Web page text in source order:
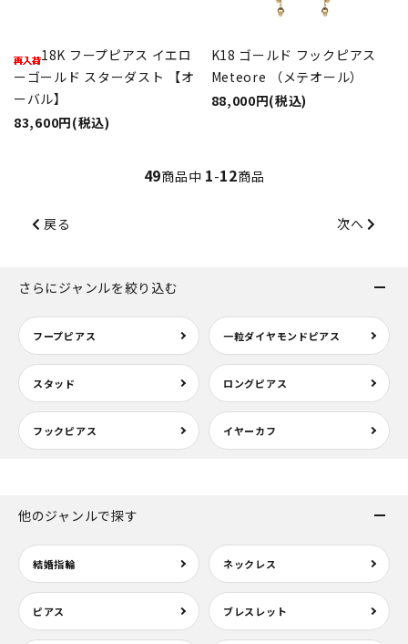
18K フープピアス イエロ
ーゴールド スターダスト 【オ
ーバル】
83,600円(税込)
K18 ゴールド フックピアス
Meteore （メテオール）
88,000円(税込)
49商品中 1-12商品
戻る 次へ
さらにジャンルを絞り込む
フープピアス 一粒ダイヤモンドピアス
スタッド ロングピアス
フックピアス イヤーカフ
他のジャンルで探す
結婚指輪 ネックレス
ピアス ブレスレット